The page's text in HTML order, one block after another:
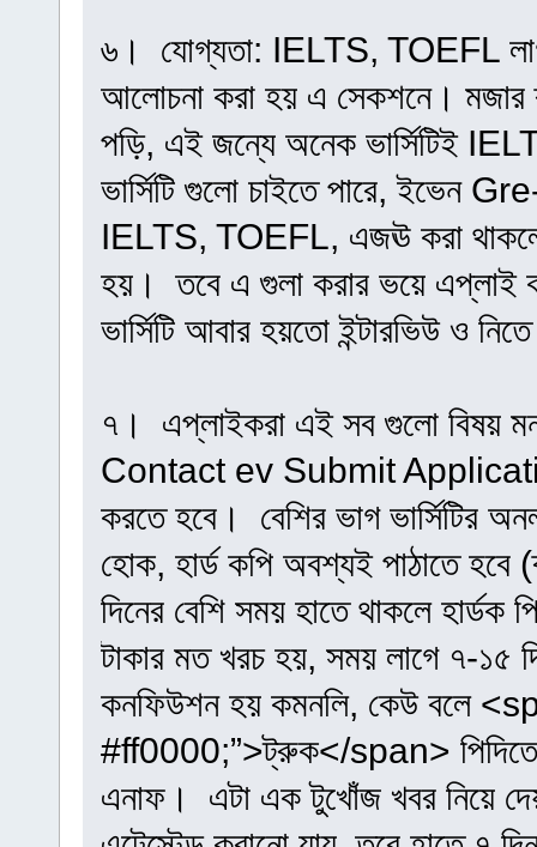
৬। যোগ্যতা: IELTS, TOEFL
আলোচনা করা হয় এ সেকশনে। মজার
পড়ি, এই জন্যে অনেক ভার্সিটিই
ভার্সিটি গুলো চাইতে পারে, ইভেন
IELTS, TOEFL, এজঊ করা থাকলে
হয়। তবে এ গুলা করার ভয়ে এপ্লাই
ভার্সিটি আবার হয়তো ইন্টারভিউ ও
৭। এপ্লাইকরা এই সব গুলো বিষয়
Contact ev Submit
করতে হবে। বেশির ভাগ ভার্সিটির
হোক, হার্ড কপি অবশ্যই পাঠাতে
দিনের বেশি সময় হাতে থাকলে হার্ডক
টাকার মত খরচ হয়, সময় লাগে ৭-১৫
কনফিউশন হয় কমনলি, কেউ বলে
#ff0000;”>ট্রুক</span> পিদিতে
এনাফ। এটা এক টুখোঁজ খবর নিয়ে